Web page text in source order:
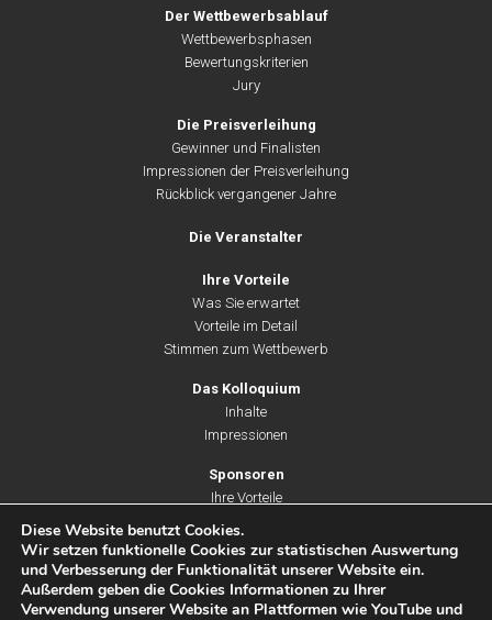
Der Wettbewerbsablauf
Wettbewerbsphasen
Bewertungskriterien
Jury
Die Preisverleihung
Gewinner und Finalisten
Impressionen der Preisverleihung
Rückblick vergangener Jahre
Die Veranstalter
Ihre Vorteile
Was Sie erwartet
Vorteile im Detail
Stimmen zum Wettbewerb
Das Kolloquium
Inhalte
Impressionen
Sponsoren
Ihre Vorteile
Unsere Leistungen
Partner & Unterstützer
Diese Website benutzt Cookies.
Wir setzen funktionelle Cookies zur statistischen Auswertung
und Verbesserung der Funktionalität unserer Website ein.
Außerdem geben die Cookies Informationen zu Ihrer
Verwendung unserer Website an Plattformen wie YouTube und